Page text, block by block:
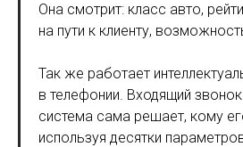
Она смотрит: класс авто,
на пути к клиенту,
Так же работает
в телефонии. Входящий звонок
система сама решает, кому
используя десятки